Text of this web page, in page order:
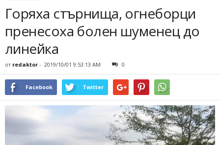
Горяха стърнища, огнеборци
пренесоха болен шуменец до
линейка
от redaktor - 2019/10/01 9:53:13 AM 0
Facebook Twitter